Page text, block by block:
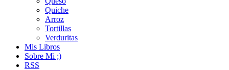
Quiche
Arroz
Tortillas
Verduritas
Mis Libros
Sobre Mi ;)
RSS